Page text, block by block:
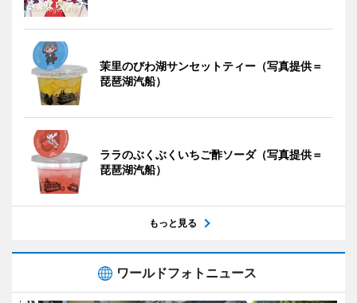
茉里のびわ湖サンセットティー（写真提供＝
琵琶湖汽船）
ララのぶくぶくいちご酢ソーダ（写真提供＝
琵琶湖汽船）
もっと見る
ワールドフォトニュース